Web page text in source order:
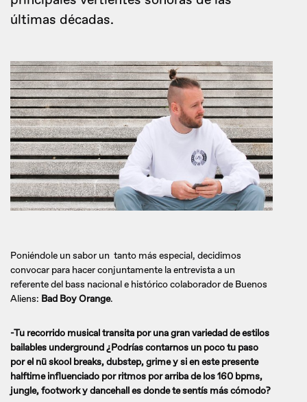
últimas décadas.
Poniéndole un sabor un tanto más especial, decidimos
convocar para hacer conjuntamente la entrevista a un
referente del bass nacional e histórico colaborador de Buenos
Aliens: Bad Boy Orange.
-Tu recorrido musical transita por una gran variedad de estilos
bailables underground ¿Podrías contarnos un poco tu paso
por el nü skool breaks, dubstep, grime y si en este presente
halftime influenciado por ritmos por arriba de los 160 bpms,
jungle, footwork y dancehall es donde te sentís más cómodo?